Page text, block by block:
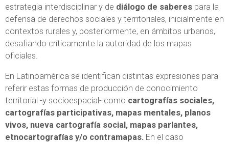
estrategia interdisciplinar y de diálogo de saberes para la
defensa de derechos sociales y territoriales, inicialmente en
contextos rurales y, posteriormente, en ámbitos urbanos,
desafiando críticamente la autoridad de los mapas
oficiales.
En Latinoamérica se identifican distintas expresiones para
referir estas formas de producción de conocimiento
territorial -y socioespacial- como cartografías sociales,
cartografías participativas, mapas mentales, planos
vivos, nueva cartografía social, mapas parlantes,
etnocartografías y/o contramapas. En el caso